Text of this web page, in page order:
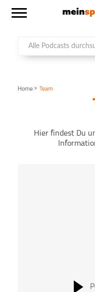
Home > Team
Hier findest Du